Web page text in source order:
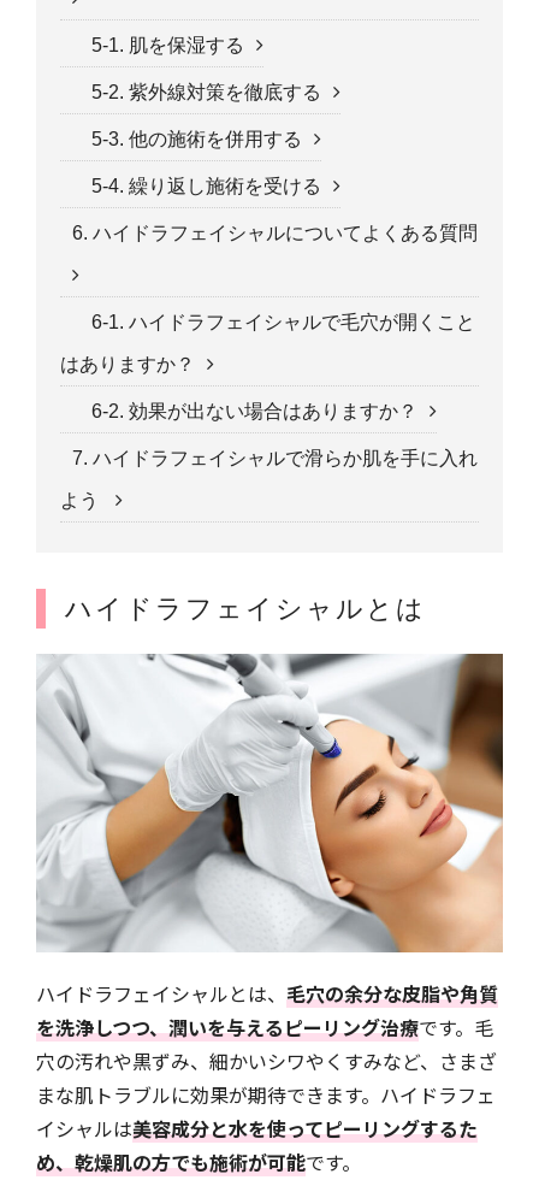
5-1. 肌を保湿する
5-2. 紫外線対策を徹底する
5-3. 他の施術を併用する
5-4. 繰り返し施術を受ける
6. ハイドラフェイシャルについてよくある質問
6-1. ハイドラフェイシャルで毛穴が開くこと
はありますか？
6-2. 効果が出ない場合はありますか？
7. ハイドラフェイシャルで滑らか肌を手に入れ
よう
ハイドラフェイシャルとは
ハイドラフェイシャルとは、 毛穴の余分な皮脂や角質
を洗浄しつつ、潤いを与えるピーリング治療です。毛
穴の汚れや黒ずみ、細かいシワやくすみなど、さまざ
まな肌トラブルに効果が期待できます。ハイドラフェ
イシャルは美容成分と水を使ってピーリングするた
め、乾燥肌の方でも施術が可能です。